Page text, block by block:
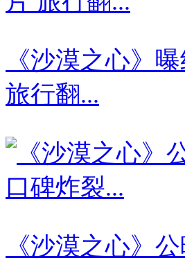
《沙漠之心》
旅行翻...
《沙漠之心》